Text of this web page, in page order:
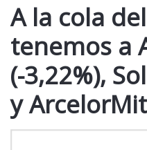
A la cola
tenemos a
(-3,22%),
y